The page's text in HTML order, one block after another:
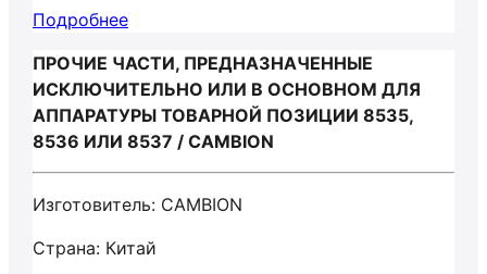
Подробнее
ПРОЧИЕ ЧАСТИ, ПРЕДНАЗНАЧЕННЫЕ
ИСКЛЮЧИТЕЛЬНО ИЛИ В ОСНОВНОМ ДЛЯ
АППАРАТУРЫ ТОВАРНОЙ ПОЗИЦИИ 8535,
8536 ИЛИ 8537 / CAMBION
Изготовитель: CAMBION
Страна: Китай